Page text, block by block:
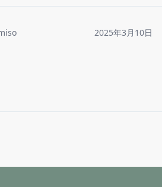
2025年3月10日